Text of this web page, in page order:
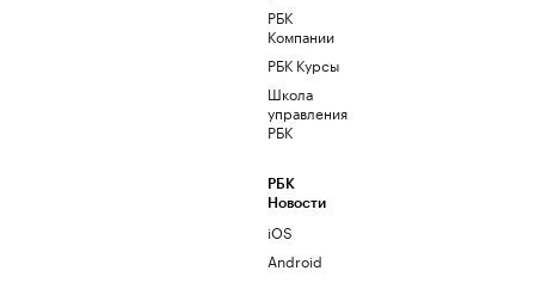
РБК
Компании
РБК Курсы
Школа
управления
РБК
РБК
Новости
iOS
Android